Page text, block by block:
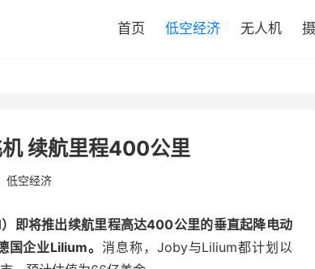
首页 低空经济 无人机
续航里程400公里
低空经济
即将推出续航里程高达400公里的垂直起降电动
国企业Lilium。消息称，Joby与Lilium都计划以